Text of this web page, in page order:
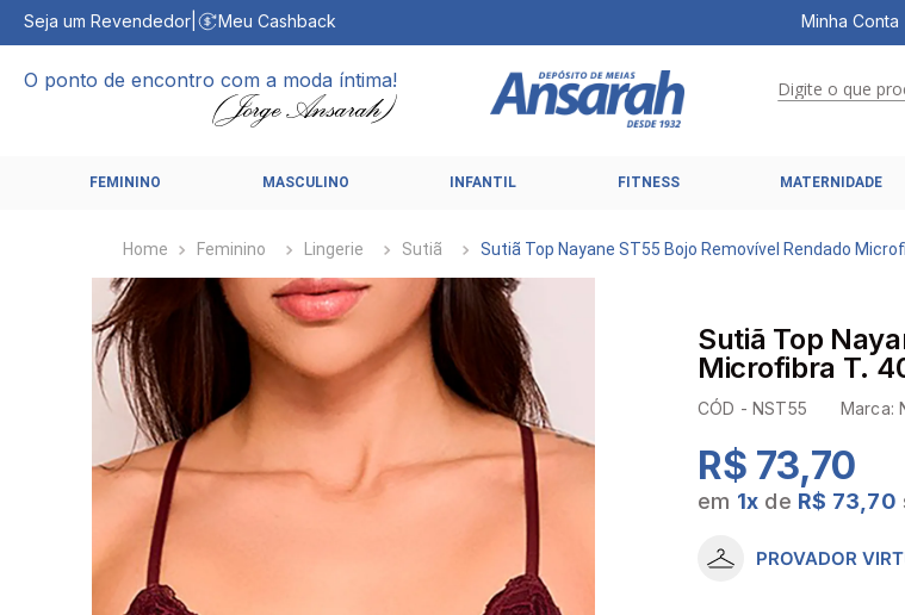
Seja um Revendedor Meu Cashback Minha Conta
O ponto de encontro com a moda íntima! Digite o que
FEMININO MASCULINO INFANTIL FITNESS MATERNIDADE
Feminino Lingerie Sutiã Sutiã Top Nayane ST55 Bojo Removível Rendado
Sutiã Top
Microfibra T.
CÓD -NST55 Marca:
R$ 73,70
em 1x de R$ 73,70
PROVADOR
1 º
calcinhas
5º
sutiã liz
6
sutias
8 º
hering
10º meia